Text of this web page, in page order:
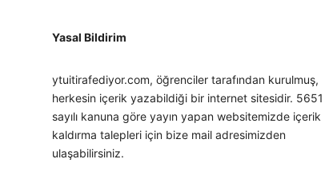
Yasal Bildirim
ytuitirafediyor.com, öğrenciler tarafından kurulmuş,
herkesin içerik yazabildiği bir internet sitesidir. 5651
sayılı kanuna göre yayın yapan websitemizde içerik
kaldırma talepleri için bize mail adresimizden
ulaşabilirsiniz.